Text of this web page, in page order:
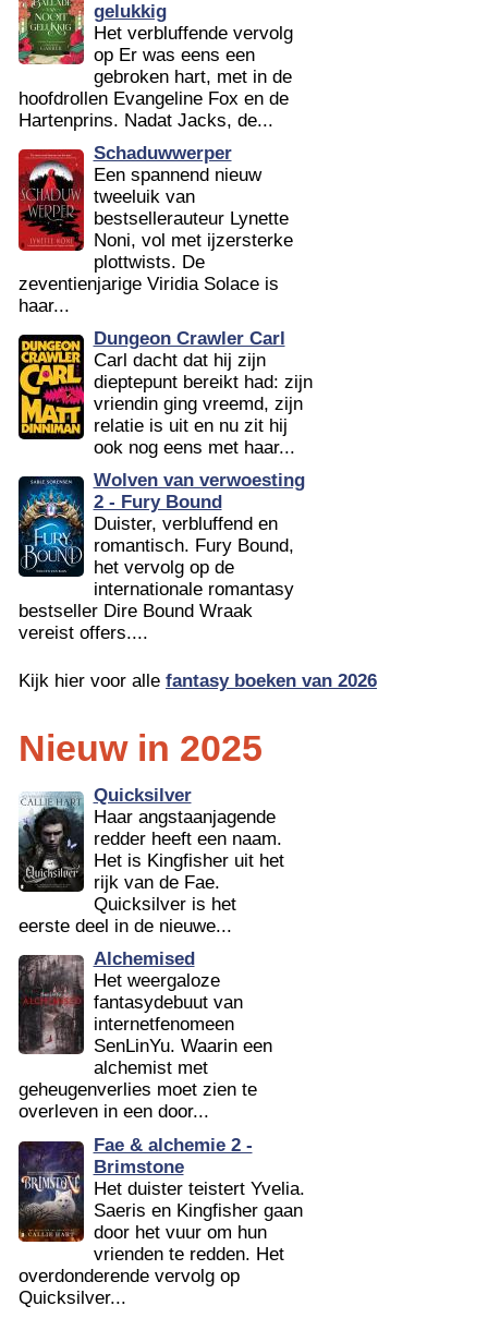
gelukkig
Het verbluffende vervolg
op Er was eens een
gebroken hart, met in de
hoofdrollen Evangeline Fox en de
Hartenprins. Nadat Jacks, de...
Schaduwwerper
Een spannend nieuw
tweeluik van
bestsellerauteur Lynette
Noni, vol met ijzersterke
plottwists. De
zeventienjarige Viridia Solace is
haar...
Dungeon Crawler Carl
Carl dacht dat hij zijn
dieptepunt bereikt had: zijn
vriendin ging vreemd, zijn
relatie is uit en nu zit hij
ook nog eens met haar...
Wolven van verwoesting
2 - Fury Bound
Duister, verbluffend en
romantisch. Fury Bound,
het vervolg op de
internationale romantasy
bestseller Dire Bound Wraak
vereist offers....
Kijk hier voor alle fantasy boeken van 2026
Nieuw in 2025
Quicksilver
Haar angstaanjagende
redder heeft een naam.
Het is Kingfisher uit het
rijk van de Fae.
Quicksilver is het
eerste deel in de nieuwe...
Alchemised
Het weergaloze
fantasydebuut van
internetfenomeen
SenLinYu. Waarin een
alchemist met
geheugenverlies moet zien te
overleven in een door...
Fae & alchemie 2 -
Brimstone
Het duister teistert Yvelia.
Saeris en Kingfisher gaan
door het vuur om hun
vrienden te redden. Het
overdonderende vervolg op
Quicksilver...